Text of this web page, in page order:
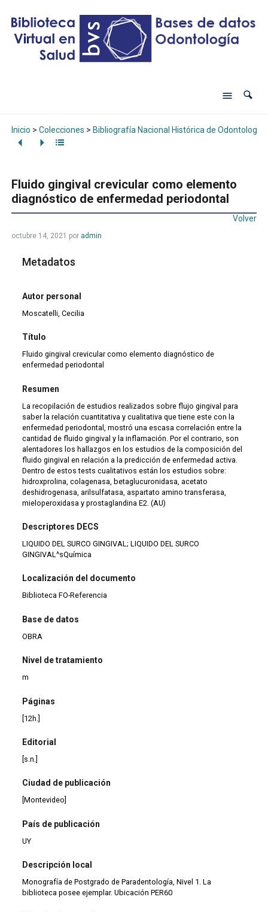
Inicio > Colecciones > Bibliografía Nacional Histórica de Odontología
Fluido gingival crevicular como elemento
diagnóstico de enfermedad periodontal
Volver
octubre 14, 2021 por admin
Metadatos
Autor personal
Moscatelli, Cecilia
Título
Fluido gingival crevicular como elemento diagnóstico de
enfermedad periodontal
Resumen
La recopilación de estudios realizados sobre flujo gingival para
saber la relación cuantitativa y cualitativa que tiene este con la
enfermedad periodontal, mostró una escasa correlación entre la
cantidad de fluido gingival y la inflamación. Por el contrario, son
alentadores los hallazgos en los estudios de la composición del
fluido gingival en relación a la predicción de enfermedad activa.
Dentro de estos tests cualitativos están los estudios sobre:
hidroxprolina, colagenasa, betaglucuronidasa, acetato
deshidrogenasa, arilsulfatasa, aspartato amino transferasa,
mieloperoxidasa y prostaglandina E2. (AU)
Descriptores DECS
LIQUIDO DEL SURCO GINGIVAL; LIQUIDO DEL SURCO
GINGIVAL^sQuímica
Localización del documento
Biblioteca FO-Referencia
Base de datos
OBRA
Nivel de tratamiento
m
Páginas
[12h.]
Editorial
[s.n.]
Ciudad de publicación
[Montevideo]
País de publicación
UY
Descripción local
Monografía de Postgrado de Paradentología, Nivel 1. La
biblioteca posee ejemplar. Ubicación PER60